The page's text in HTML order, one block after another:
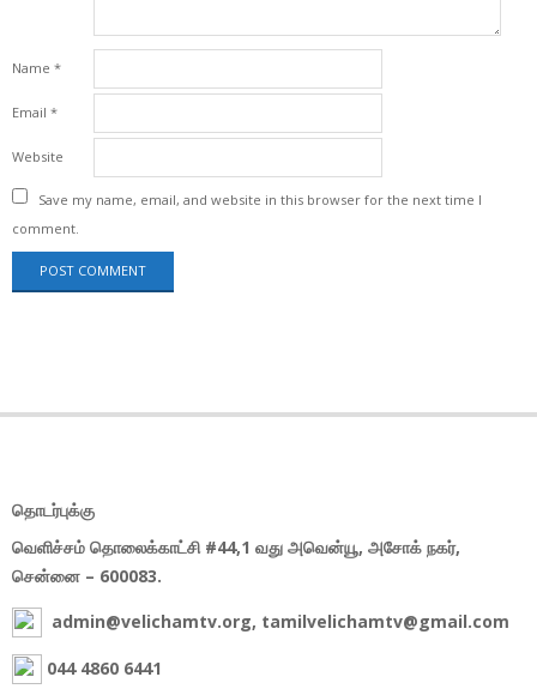
Name *
Email *
Website
Save my name, email, and website in this browser for the next time I
comment.
தொடர்புக்கு
வெளிச்சம் தொலைக்காட்சி #44,1 வது அவென்யூ, அசோக் நகர்,
சென்னை – 600083.
admin@velichamtv.org, tamilvelichamtv@gmail.com
044 4860 6441